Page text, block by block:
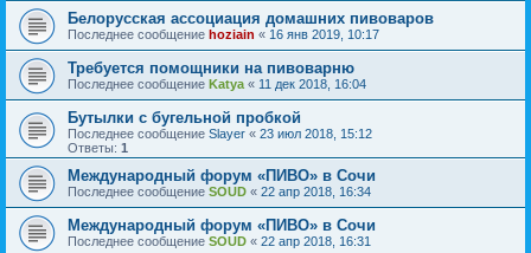
Белорусская ассоциация домашних пивоваров
Последнее сообщение hoziain « 16 янв 2019, 10:17
Требуется помощники на пивоварню
Последнее сообщение Katya « 11 дек 2018, 16:04
Бутылки с бугельной пробкой
Последнее сообщение Slayer « 23 июл 2018, 15:12
Ответы: 1
Международный форум «ПИВО» в Сочи
Последнее сообщение SOUD « 22 апр 2018, 16:34
Международный форум «ПИВО» в Сочи
Последнее сообщение SOUD « 22 апр 2018, 16:31